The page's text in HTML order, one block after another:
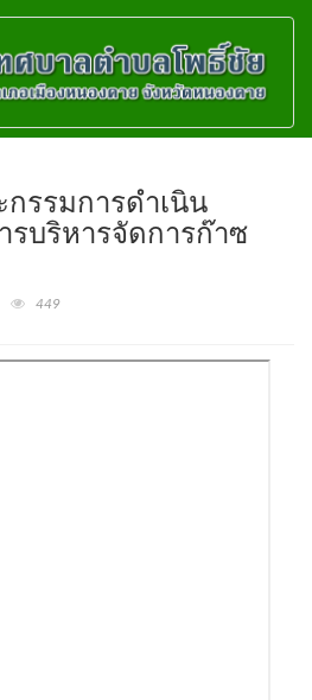
รรมการดำเนิน
รบริหารจัดการก๊าซ
449